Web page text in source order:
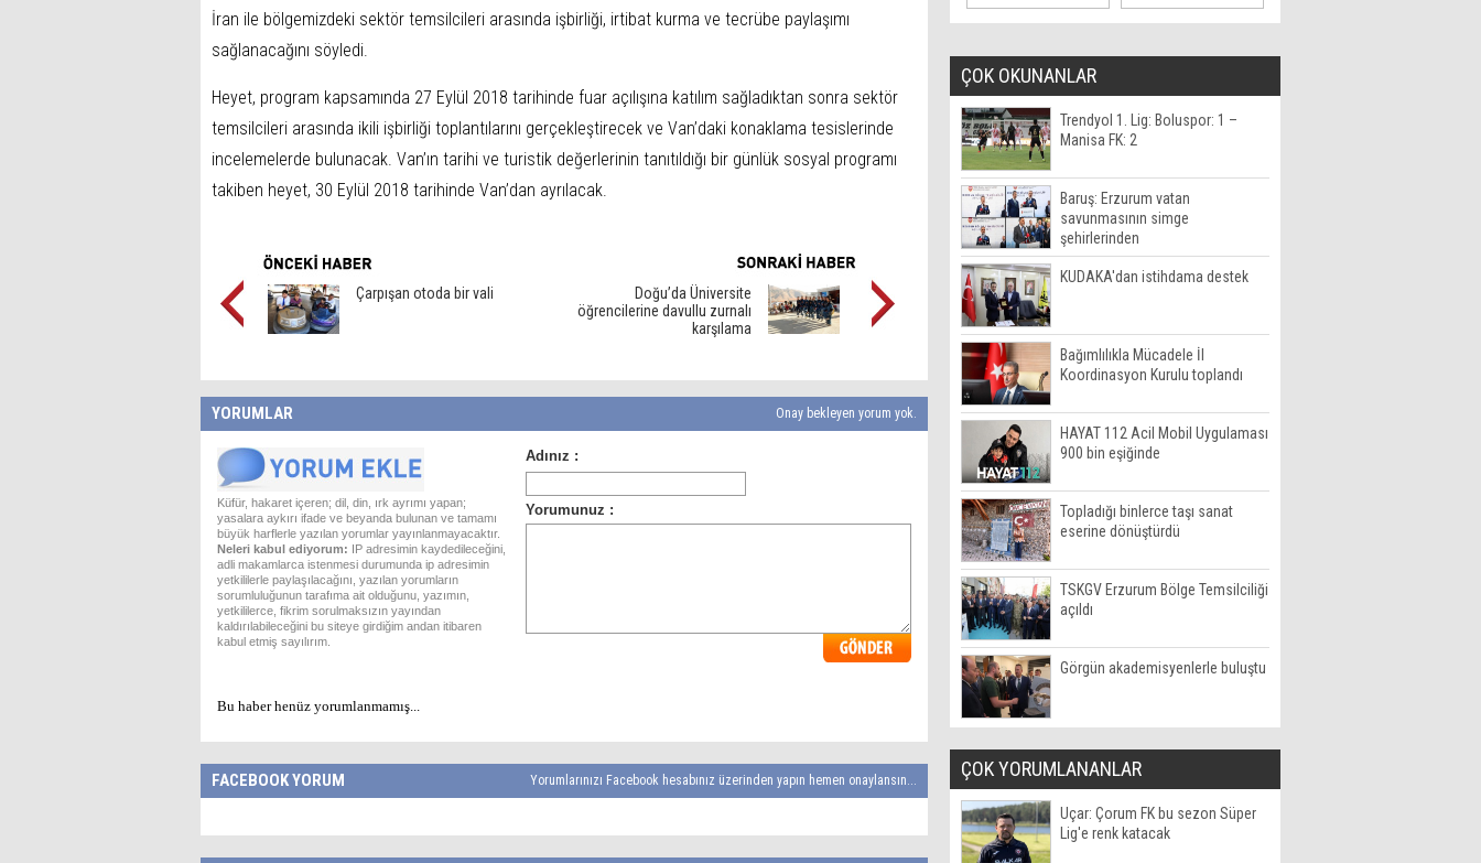
İran ile bölgemizdeki sektör temsilcileri arasında işbirliği, irtibat kurma ve tecrübe paylaşımı
sağlanacağını söyledi.
Heyet, program kapsamında 27 Eylül 2018 tarihinde fuar açılışına katılım sağladıktan sonra sektör
temsilcileri arasında ikili işbirliği toplantılarını gerçekleştirecek ve Van’daki konaklama tesislerinde
incelemelerde bulunacak. Van’ın tarihi ve turistik değerlerinin tanıtıldığı bir günlük sosyal programı
takiben heyet, 30 Eylül 2018 tarihinde Van’dan ayrılacak.
Çarpışan otoda bir vali
Doğu’da Üniversite
öğrencilerine davullu zurnalı
karşılama
YORUMLAR Onay bekleyen yorum yok.
Küfür, hakaret içeren; dil, din, ırk ayrımı yapan;
yasalara aykırı ifade ve beyanda bulunan ve tamamı
büyük harflerle yazılan yorumlar yayınlanmayacaktır.
Neleri kabul ediyorum: IP adresimin kaydedileceğini,
adli makamlarca istenmesi durumunda ip adresimin
yetkililerle paylaşılacağını, yazılan yorumların
sorumluluğunun tarafıma ait olduğunu, yazımın,
yetkililerce, fikrim sorulmaksızın yayından
kaldırılabileceğini bu siteye girdiğim andan itibaren
kabul etmiş sayılırım.
Bu haber henüz yorumlanmamış...
FACEBOOK YORUM Yorumlarınızı Facebook hesabınız üzerinden yapın hemen onaylansın...
ÇOK OKUNANLAR
Trendyol 1. Lig: Boluspor: 1 –
Manisa FK: 2
Baruş: Erzurum vatan
savunmasının simge
şehirlerinden
KUDAKA'dan istihdama destek
Bağımlılıkla Mücadele İl
Koordinasyon Kurulu toplandı
HAYAT 112 Acil Mobil Uygulaması
900 bin eşiğinde
Topladığı binlerce taşı sanat
eserine dönüştürdü
TSKGV Erzurum Bölge Temsilciliği
açıldı
Görgün akademisyenlerle buluştu
ÇOK YORUMLANANLAR
Uçar: Çorum FK bu sezon Süper
Lig'e renk katacak